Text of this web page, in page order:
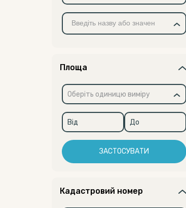
Площа
Оберіть одиницю виміру
ЗАСТОСУВАТИ
Кадастровий номер